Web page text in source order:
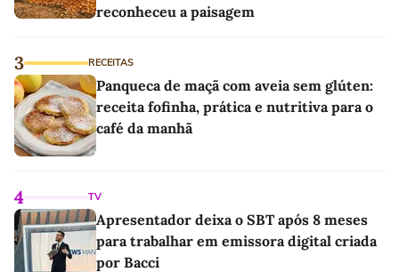
reconheceu a paisagem
3 RECEITAS
Panqueca de maçã com aveia sem glúten:
receita fofinha, prática e nutritiva para o
café da manhã
4 TV
Apresentador deixa o SBT após 8 meses
para trabalhar em emissora digital criada
por Bacci